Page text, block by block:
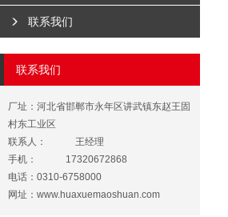
联系我们
联系我们
厂址：河北省邯郸市永年区讲武镇东赵王固
村东工业区
联系人：
王经理
手机：
17320672868
电话：0310-6758000
网址： www.huaxuemaoshuan.com